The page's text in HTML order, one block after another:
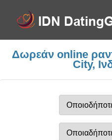
Δωρεάν online
City,